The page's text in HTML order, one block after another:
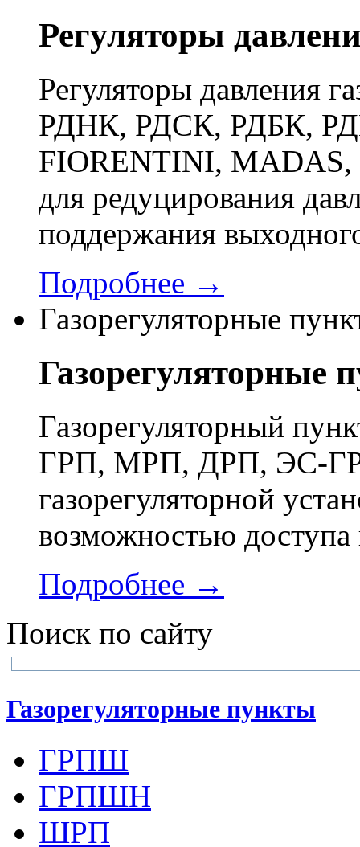
Регуляторы
Регуляторы давления
РДНК, РДСК, РДБК,
FIORENTINI, MADAS,
для редуцирования
поддержания
Подробнее →
Газорегуляторные
Газорегуляторные
Газорегуляторный
ГРП, МРП, ДРП, ЭС-
газорегуляторной
возможностью доступа
Подробнее →
Поиск по сайту
Газорегуляторные пункты
ГРПШ
ГРПШН
ШРП